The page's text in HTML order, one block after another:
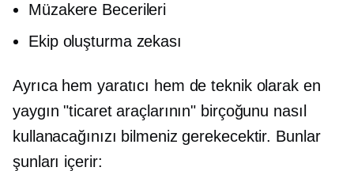
Müzakere Becerileri
Ekip oluşturma zekası
Ayrıca hem yaratıcı hem de teknik olarak en
yaygın "ticaret araçlarının" birçoğunu nasıl
kullanacağınızı bilmeniz gerekecektir. Bunlar
şunları içerir: